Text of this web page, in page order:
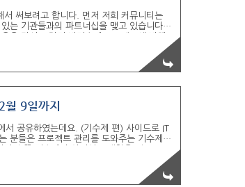
써보려고 합니다. 먼저 저희 커뮤니티는
는 기관들과의 파트너십을 맺고 있습니다.
우에는 쿠팡, 카카오 같은 곳에 합격 케이스
. DND 프로젝트에 즐거움을, 모두에게
프로젝트를 시작 할 수 있고 언제나 ..
9일까지
서 공유하였는데요. (기수제 편) 사이드로 IT
분들은 프로젝트 관리를 도와주는 기수제
2021올해 첫 모집공고로 어제 2021년 1
에서 유일하게 IT기획자, 전문 기획자, 직